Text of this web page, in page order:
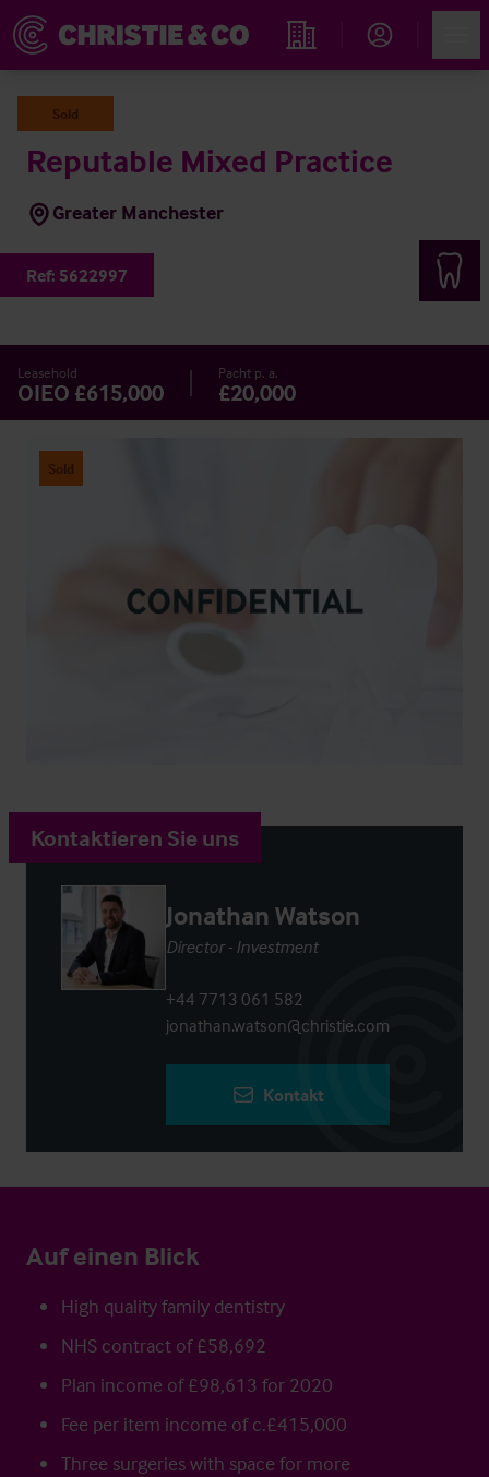
Immobiliensuche
Sold
Reputable Mixed Practice
Greater Manchester
Ref: 5622997
Leasehold
OIEO £615,000
Pacht p. a.
£20,000
Sold
Kontaktieren Sie uns
Jonathan Watson
Director - Investment
+44 7713 061 582
jonathan.watson@christie.com
Kontakt
Auf einen Blick
High quality family dentistry
NHS contract of £58,692
Plan income of £98,613 for 2020
Fee per item income of c.£415,000
Three surgeries with space for more